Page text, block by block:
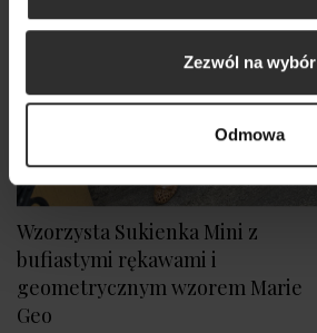
Zezwól na wybór
Odmowa
Wzorzysta Sukienka Mini z
bufiastymi rękawami i
geometrycznym wzorem Marie
Geo